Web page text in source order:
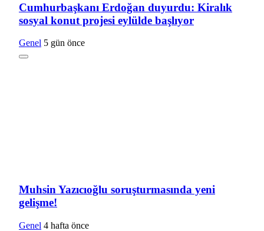
Cumhurbaşkanı Erdoğan duyurdu: Kiralık
sosyal konut projesi eylülde başlıyor
Genel 5 gün önce
Muhsin Yazıcıoğlu soruşturmasında yeni
gelişme!
Genel 4 hafta önce